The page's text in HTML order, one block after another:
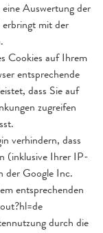
Auswertung der
erbringt mit der
Cookies auf Ihrem
entsprechende
dass Sie auf
zugreifen
verhindern, dass
(inklusive Ihrer IP-
der Google Inc.
entsprechenden
durch die